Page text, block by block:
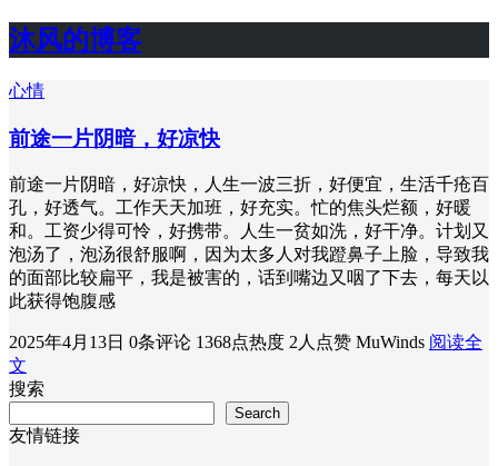
沐风的博客
心情
前途一片阴暗，好凉快
前途一片阴暗，好凉快，人生一波三折，好便宜，生活千疮百
孔，好透气。工作天天加班，好充实。忙的焦头烂额，好暖
和。工资少得可怜，好携带。人生一贫如洗，好干净。计划又
泡汤了，泡汤很舒服啊，因为太多人对我蹬鼻子上脸，导致我
的面部比较扁平，我是被害的，话到嘴边又咽了下去，每天以
此获得饱腹感
2025年4月13日 0条评论 1368点热度 2人点赞 MuWinds 阅读全
文
搜索
Search
友情链接